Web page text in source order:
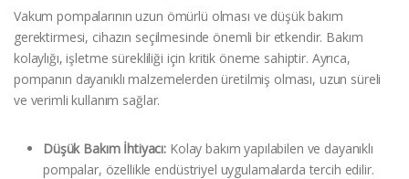
Vakum pompalarının uzun ömürlü olması ve düşük bakım
gerektirmesi, cihazın seçilmesinde önemli bir etkendir. Bakım
kolaylığı, işletme sürekliliği için kritik öneme sahiptir. Ayrıca,
pompanın dayanıklı malzemelerden üretilmiş olması, uzun süreli
ve verimli kullanım sağlar.
Düşük Bakım İhtiyacı: Kolay bakım yapılabilen ve dayanıklı
pompalar, özellikle endüstriyel uygulamalarda tercih edilir.